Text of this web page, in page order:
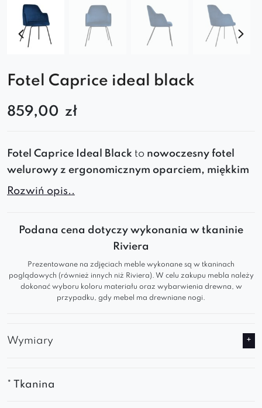
Fotel Caprice ideal black
859,00 zł
Fotel Caprice Ideal Black to nowoczesny fotel
welurowy z ergonomicznym oparciem, miękkim
siedziskiem i metalowymi nogami
doskonale sprawdzi się jakofotel dojadalni,
czypoczekalni
Fotel Caprice– model z kolekcji Perla Lusso.
Mebel świetnie wkomponuje się w
Caprice jest
bardzo
podłokietniki pozwolą na
Rozwiń opis..
Podana cena dotyczy wykonania w tkaninie
Riviera
Prezentowane na zdjęciach meble wykonane są w tkaninach
poglądowych (również innych niż Riviera). W celu zakupu mebla należy
dokonać wyboru koloru materiału oraz wybarwienia drewna, w
przypadku, gdy mebel ma drewniane nogi.
Wymiary
* Tkanina